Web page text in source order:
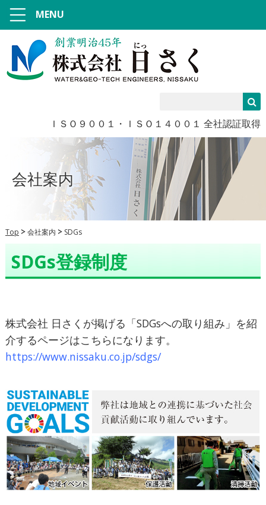
ＩＳＯ９００１・ＩＳＯ１４００１ 全社認証取得
MENU
会社案内
Top 会社案内 SDGs
SDGs登録制度
株式会社 日さくが掲げる「SDGsへの取り組み」を紹
介するページはこちらになります。
https://www.nissaku.co.jp/sdgs/